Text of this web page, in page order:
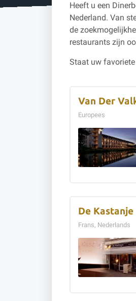
Heeft u een
Nederland. Van
de
restaurants zijn
Staat uw
Van Der
Europees
De Kastanje
Frans, Nederlands